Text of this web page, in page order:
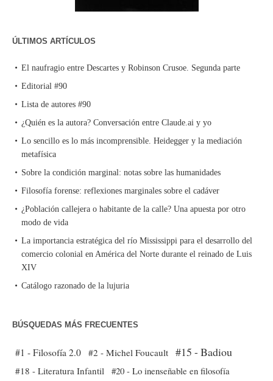
ÚLTIMOS ARTÍCULOS
El naufragio entre Descartes y Robinson Crusoe. Segunda parte
Editorial #90
Lista de autores #90
¿Quién es la autora? Conversación entre Claude.ai y yo
Lo sencillo es lo más incomprensible. Heidegger y la mediación
metafísica
Sobre la condición marginal: notas sobre las humanidades
Filosofía forense: reflexiones marginales sobre el cadáver
¿Población callejera o habitante de la calle? Una apuesta por otro
modo de vida
La importancia estratégica del río Mississippi para el desarrollo del
comercio colonial en América del Norte durante el reinado de Luis
XIV
Catálogo razonado de la lujuria
BÚSQUEDAS MÁS FRECUENTES
#1 - Filosofía 2.0 #2 - Michel Foucault #15 - Badiou
#18 - Literatura Infantil #20 - Lo inenseñable en filosofía